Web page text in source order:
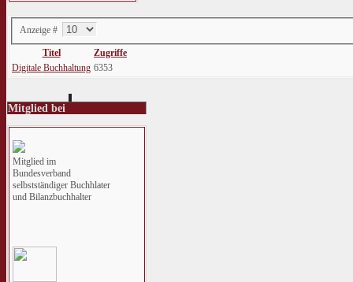
Anzeige #
Titel
Zugriffe
Digitale Buchhaltung 6353
Mitglied bei
Mitglied im
Bundesverband
selbstständiger Buchhlater
und Bilanzbuchhalter